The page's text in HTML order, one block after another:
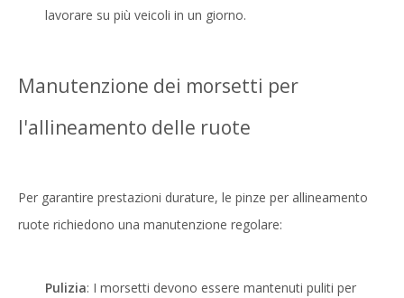
lavorare su più veicoli in un giorno.
Manutenzione dei morsetti per
l'allineamento delle ruote
Per garantire prestazioni durature, le pinze per allineamento
ruote richiedono una manutenzione regolare:
Pulizia: I morsetti devono essere mantenuti puliti per